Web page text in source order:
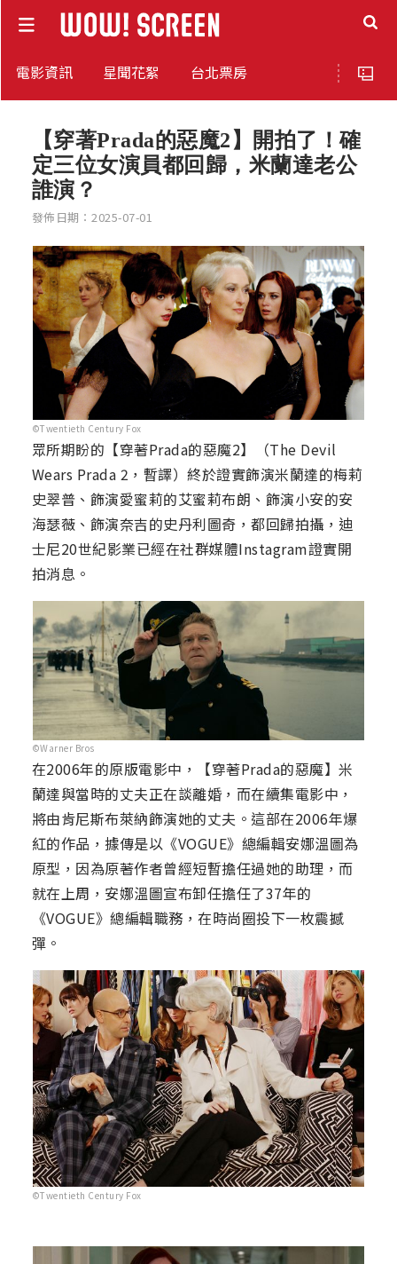
電影資訊 星聞花絮 台北票房
【穿著Prada的惡魔2】開拍了！確
定三位女演員都回歸，米蘭達老公
誰演？
發佈日期：2025-07-01
©Twentieth Century Fox
眾所期盼的【穿著Prada的惡魔2】（The Devil
Wears Prada 2，暫譯）終於證實飾演米蘭達的梅莉
史翠普、飾演愛蜜莉的艾蜜莉布朗、飾演小安的安
海瑟薇、飾演奈吉的史丹利圖奇，都回歸拍攝，迪
士尼20世紀影業已經在社群媒體Instagram證實開
拍消息。
©Warner Bros
在2006年的原版電影中，【穿著Prada的惡魔】米
蘭達與當時的丈夫正在談離婚，而在續集電影中，
將由肯尼斯布萊納飾演她的丈夫。這部在2006年爆
紅的作品，據傳是以《VOGUE》總編輯安娜溫圖為
原型，因為原著作者曾經短暫擔任過她的助理，而
就在上周，安娜溫圖宣布卸任擔任了37年的
《VOGUE》總編輯職務，在時尚圈投下一枚震撼
彈。
©Twentieth Century Fox